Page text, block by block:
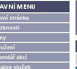
stránka
akcí
služeb